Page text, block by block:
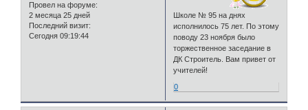
Провел на форуме:
2 месяца 25 дней
Последний визит:
Сегодня 09:19:44
Школе № 95 на днях
исполнилось 75 лет. По этому
поводу 23 ноября было
торжественное заседание в
ДК Строитель. Вам привет от
учителей!
0